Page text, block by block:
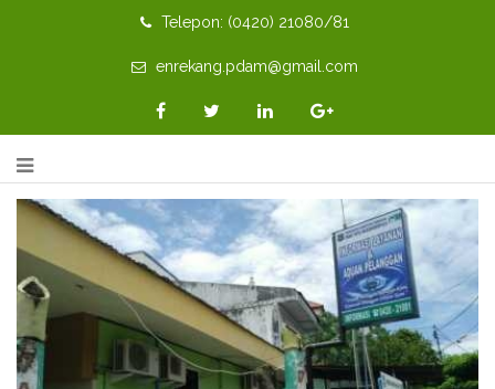
Telepon: (0420) 21080/81
enrekang.pdam@gmail.com